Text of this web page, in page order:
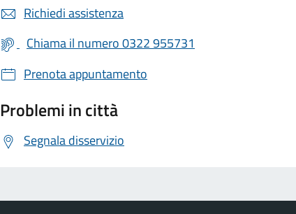
Richiedi assistenza
Chiama il numero 0322 955731
Prenota appuntamento
Problemi in città
Segnala disservizio